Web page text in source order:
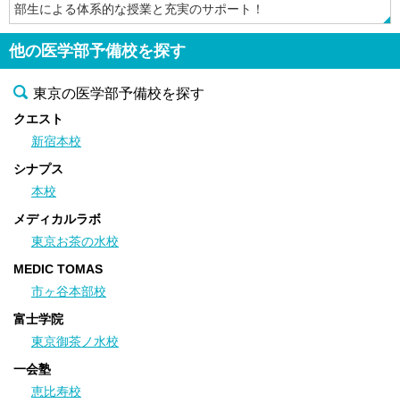
無料教育相談受付中
2021/10/03
無料体験授業キャンペーン 好評実施中！
無料教育相談受付中
2021/05/06
無料体験授業キャンペーン 好評実施中！
2021/05/04
無料体験授業キャンペーン 好評実施中！
2020/05/11
「浪人生活を振り返る」
2020/05/07
「やっとつかんだ国立大医学部合格！」
2020/05/03
2020/04/29
「自分にとっての最適な授業」
部生による体系的な授業と充実のサポート！
他の医学部予備校を探す
東京の医学部予備校を探す
クエスト
新宿本校
シナプス
本校
メディカルラボ
東京お茶の水校
MEDIC TOMAS
市ヶ谷本部校
富士学院
東京御茶ノ水校
一会塾
恵比寿校